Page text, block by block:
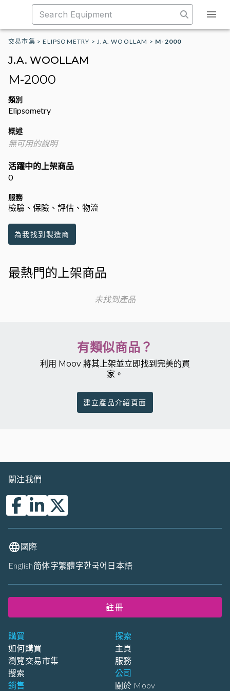
交易市集 >ELIPSOMETRY >J.A. WOOLLAM > M-2000
J.A. WOOLLAM
M-2000
類別
Elipsometry
概述
無可用的說明
活躍中的上架商品
0
服務
檢驗、保險、評估、物流
為我找到製造商
最熱門的上架商品
未找到產品
有類似商品？
利用 Moov 將其上架並立即找到完美的買
家。
建立產品介紹頁面
購買
如何購買
瀏覽交易市集
搜索
銷售
探索
主頁
服務
公司
關於 Moov
關注我們
國際
English简体字繁體字한국어 日本語
註冊